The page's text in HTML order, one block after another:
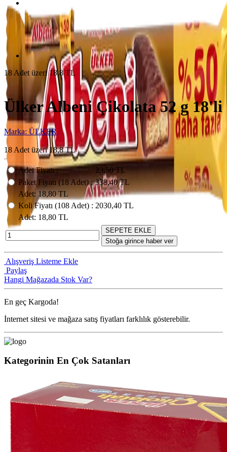
18 Adet üzeri 18,8 TL
Ülker Albeni Çikolata 52 g 18'li
Marka: ÜLKER
18 Adet üzeri 18,8 TL
Adet Fiyatı:
23,50 TL
Paket Fiyatı(18Adet) : 338,40 TL
Adet: 18,80 TL
Koli Fiyatı (108 Adet) : 2030,40 TL
Adet: 18,80 TL
SEPETE EKLE
Stoğa girince haber ver
Alışveriş Listeme Ekle
Paylaş
Hangi Mağazada Stok Var?
En geç Kargoda!
İnternet sitesi ve mağaza satış fiyatları farklılık gösterebilir.
Kategorinin En Çok Satanları